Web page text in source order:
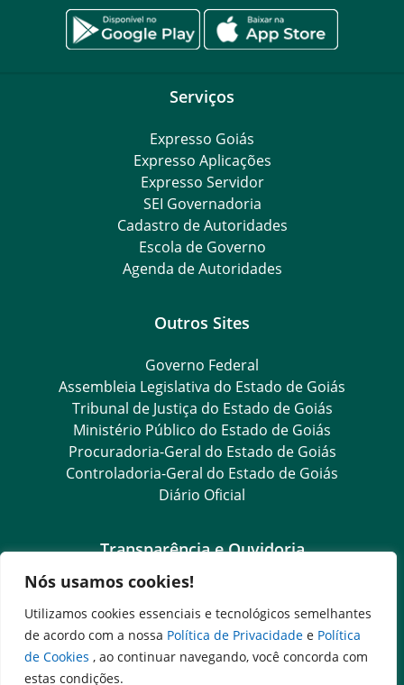
Nós usamos cookies!
Utilizamos cookies essenciais e tecnológicos semelhantes
de acordo com a nossa Política de Privacidade e Política
de Cookies , ao continuar navegando, você concorda com
estas condições.
Serviços
Expresso Goiás
Expresso Aplicações
Expresso Servidor
SEI Governadoria
Cadastro de Autoridades
Escola de Governo
Agenda de Autoridades
Outros Sites
Governo Federal
Assembleia Legislativa do Estado de Goiás
Tribunal de Justiça do Estado de Goiás
Ministério Público do Estado de Goiás
Procuradoria-Geral do Estado de Goiás
Controladoria-Geral do Estado de Goiás
Diário Oficial
Transparência e Ouvidoria
LGPD
Goiás Transparência
Dados Abertos Goiás
e-SIC
SIC – Serviço de Informação ao Cidadão